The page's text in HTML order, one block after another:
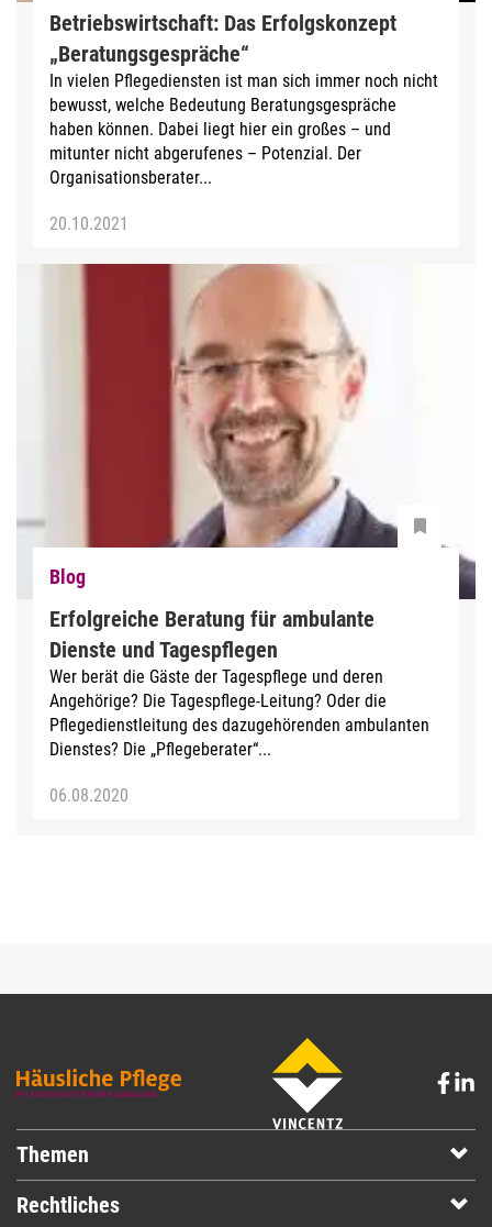
Betriebswirtschaft: Das Erfolgskonzept
„Beratungsgespräche“
In vielen Pflegediensten ist man sich immer noch nicht
bewusst, welche Bedeutung Beratungsgespräche
haben können. Dabei liegt hier ein großes – und
mitunter nicht abgerufenes – Potenzial. Der
Organisationsberater...
20.10.2021
Blog
Erfolgreiche Beratung für ambulante
Dienste und Tagespflegen
Wer berät die Gäste der Tagespflege und deren
Angehörige? Die Tagespflege-Leitung? Oder die
Pflegedienstleitung des dazugehörenden ambulanten
Dienstes? Die „Pflegeberater“...
06.08.2020
Themen
Rechtliches